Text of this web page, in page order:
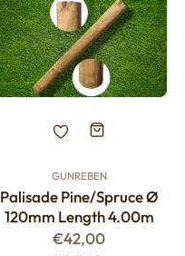
GUNREBEN
Palisade Pine/spruce Ø
120mm Length 4.00m
Regular
€42,00